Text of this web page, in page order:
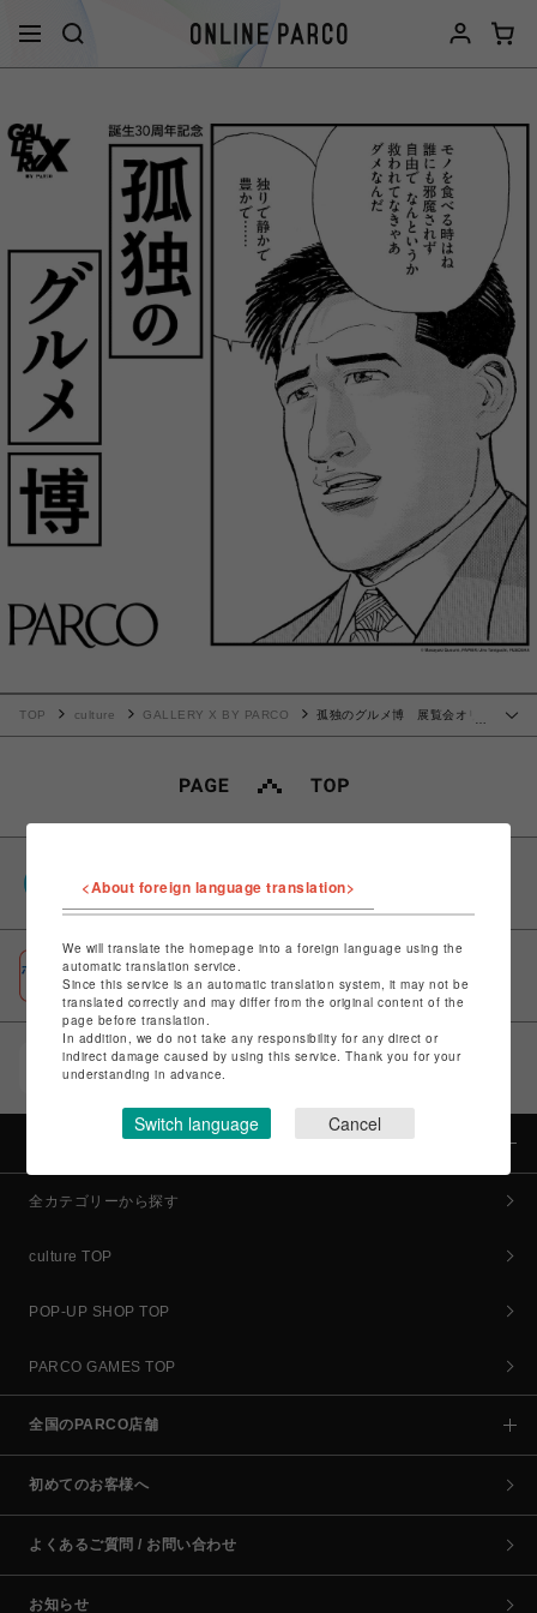
TOP culture GALLERY X BY PARCO
孤独のグルメ博 展覧会オリ
全国のPARCOやONLINE PARCOで貯まる＆使える
ポケパル払い
初回登録＆お買物で最大1,500円分のPARCOポイント進呈
POCKET PARCO（公式アプリ）
コイン＆クーポンでPARCOでのお買い物がオトクに
全カテゴリーから探す
culture TOP
POP-UP SHOP TOP
PARCO GAMES TOP
全国のPARCO店舗
初めてのお客様へ
よくあるご質問 / お問い合わせ
お知らせ
<About foreign language translation>
We will translate the homepage into a foreign language using the
automatic translation service.
Since this service is an automatic translation system, it may not be
translated correctly and may differ from the original content of the
page before translation.
In addition, we do not take any responsibility for any direct or
indirect damage caused by using this service. Thank you for your
understanding in advance.
Switch language Cancel